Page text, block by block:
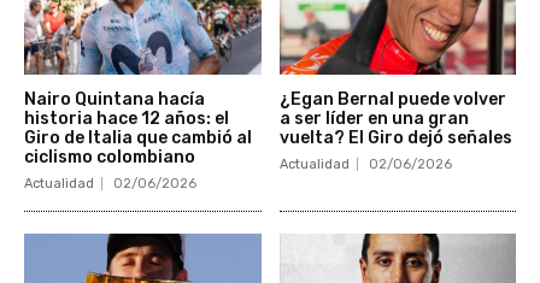
Nairo Quintana hacía
historia hace 12 años: el
Giro de Italia que cambió al
ciclismo colombiano
Actualidad 02/06/2026
¿Egan Bernal puede volver
a ser líder en una gran
vuelta? El Giro dejó señales
Actualidad 02/06/2026